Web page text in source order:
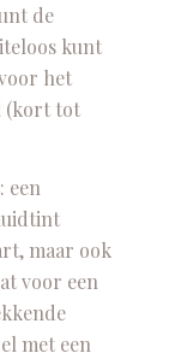
de
kunt
het
(kort tot
een
maar ook
voor een
met een